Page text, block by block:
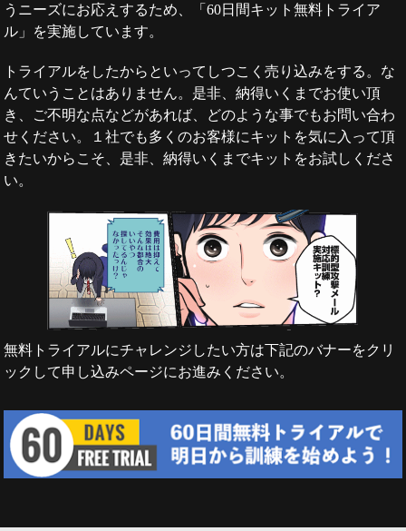
うニーズにお応えするため、「60日間キット無料トライア
ル」を実施しています。
トライアルをしたからといってしつこく売り込みをする。な
んていうことはありません。是非、納得いくまでお使い頂
き、ご不明な点などがあれば、どのような事でもお問い合わ
せください。１社でも多くのお客様にキットを気に入って頂
きたいからこそ、是非、納得いくまでキットをお試しくださ
い。
無料トライアルにチャレンジしたい方は下記のバナーをクリ
ックして申し込みページにお進みください。